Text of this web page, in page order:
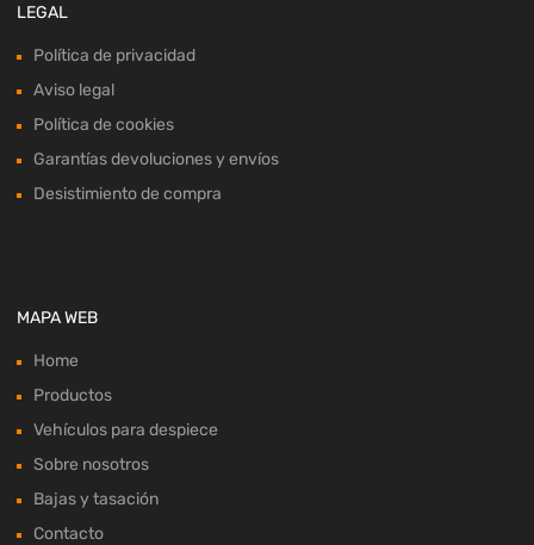
LEGAL
Política de privacidad
Aviso legal
Política de cookies
Garantías devoluciones y envíos
Desistimiento de compra
MAPA WEB
Home
Productos
Vehículos para despiece
Sobre nosotros
Bajas y tasación
Contacto